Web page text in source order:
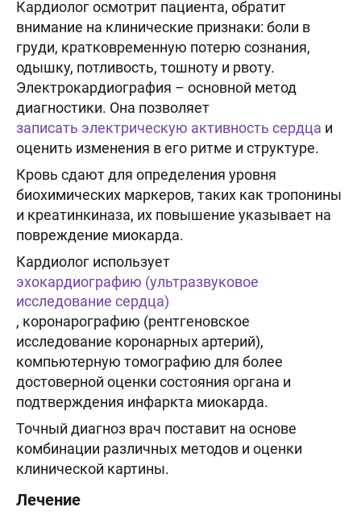
Кардиолог осмотрит пациента, обратит
внимание на клинические признаки: боли в
груди, кратковременную потерю сознания,
одышку, потливость, тошноту и рвоту.
Электрокардиография – основной метод
диагностики. Она позволяет
записать электрическую активность сердца и
оценить изменения в его ритме и структуре.
Кровь сдают для определения уровня
биохимических маркеров, таких как тропонины
и креатинкиназа, их повышение указывает на
повреждение миокарда.
Кардиолог использует
эхокардиографию (ультразвуковое
исследование сердца)
, коронарографию (рентгеновское
исследование коронарных артерий),
компьютерную томографию для более
достоверной оценки состояния органа и
подтверждения инфаркта миокарда.
Точный диагноз врач поставит на основе
комбинации различных методов и оценки
клинической картины.
Лечение